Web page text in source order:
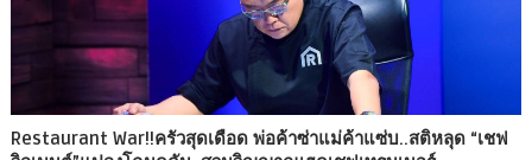
Restaurant War!!ครัวสุดเดือด พ่อค้าซ่าแม่ค้าแซ่บ..สติหลุด “เชฟ